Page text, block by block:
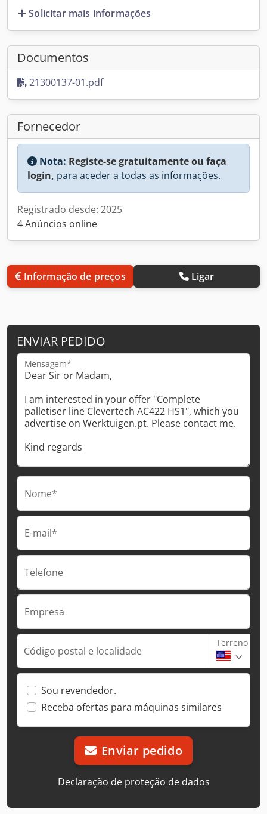
Solicitar mais informações
Documentos
21300137-01.pdf
Fornecedor
Nota: Registe-se gratuitamente ou faça
login, para aceder a todas as informações.
Registrado desde: 2025
4 Anúncios online
Informação de preços Ligar
ENVIAR PEDIDO
Mensagem*
Nome*
E-mail*
Telefone
Empresa
Código postal e localidade
Terreno
Sou revendedor.
Receba ofertas para máquinas similares
Enviar pedido
Declaração de proteção de dados